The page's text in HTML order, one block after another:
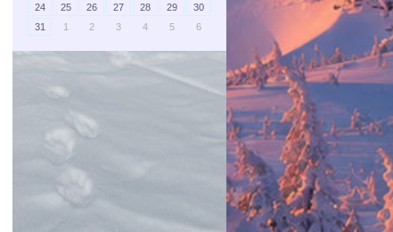
24
25 26 27 28 29
30
31
1 2 3 4 5 6